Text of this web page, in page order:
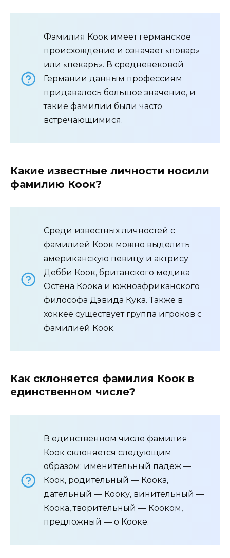
Фамилия Коок имеет германское
происхождение и означает «повар»
или «пекарь». В средневековой
Германии данным профессиям
придавалось большое значение, и
такие фамилии были часто
встречающимися.
Какие известные личности носили
фамилию Коок?
Среди известных личностей с
фамилией Коок можно выделить
американскую певицу и актрису
Дебби Коок, британского медика
Остена Коока и южноафриканского
философа Дэвида Кука. Также в
хоккее существует группа игроков с
фамилией Коок.
Как склоняется фамилия Коок в
единственном числе?
В единственном числе фамилия
Коок склоняется следующим
образом: именительный падеж —
Коок, родительный — Коока,
дательный — Кооку, винительный —
Коока, творительный — Кооком,
предложный — о Кооке.